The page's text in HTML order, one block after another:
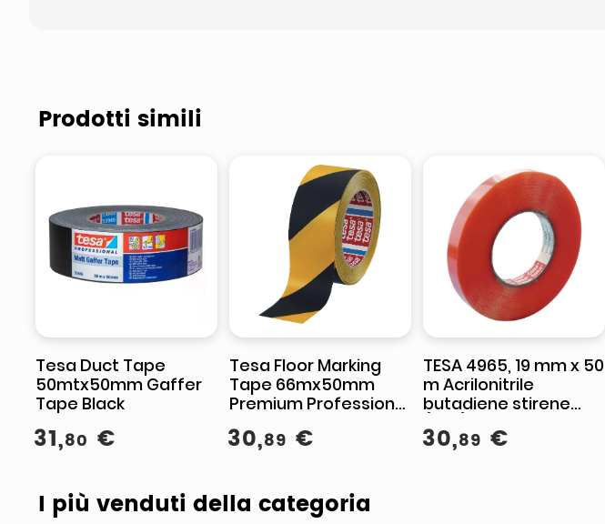
Prodotti simili
Tesa Duct Tape
50mtx50mm Gaffer
Tape Black
31,80 €
Tesa Floor Marking
Tape 66mx50mm
Premium Professional
Giallo-Blu
30,89 €
TESA 4965, 19 mm x 50
m Acrilonitrile
butadiene stirene
(ABS) Rosso
30,89 €
I più venduti della categoria